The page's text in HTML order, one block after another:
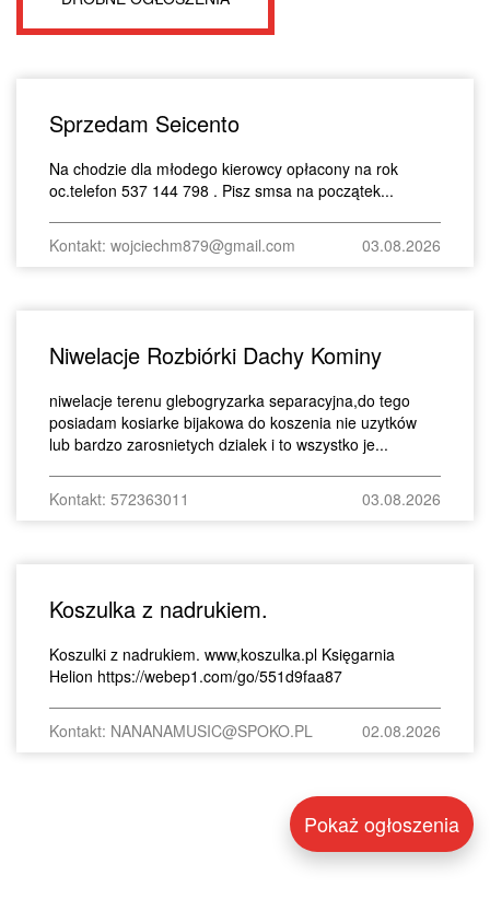
Sprzedam Seicento
Na chodzie dla młodego kierowcy opłacony na rok
oc.telefon 537 144 798 . Pisz smsa na początek...
Kontakt: wojciechm879@gmail.com 03.08.2026
Niwelacje Rozbiórki Dachy Kominy
niwelacje terenu glebogryzarka separacyjna,do tego
posiadam kosiarke bijakowa do koszenia nie uzytków
lub bardzo zarosnietych dzialek i to wszystko je...
Kontakt: 572363011 03.08.2026
Koszulka z nadrukiem.
Koszulki z nadrukiem. www,koszulka.pl Księgarnia
Helion https://webep1.com/go/551d9faa87
Kontakt: NANANAMUSIC@SPOKO.PL 02.08.2026
Pokaż ogłoszenia